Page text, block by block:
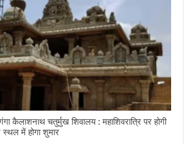
कैलाशनाथ चतुर्मुख शिवालय : महाशिवरात्रि पर होगी
स्थल में होगा शुमार